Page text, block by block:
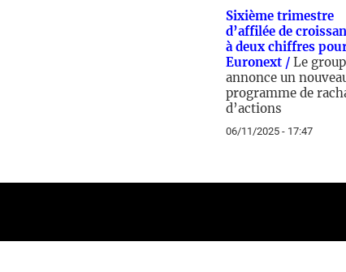
Sixième trimestre
d’affilée de
à deux chiffres
Euronext / Le
annonce un
programme de
d’actions
06/11/2025 - 17:47